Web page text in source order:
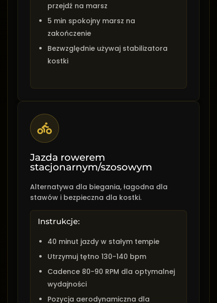
przejdź na marsz
5 min spokojny marsz na
zakończenie
Bezwzględnie używaj stabilizatora
kostki
Jazda rowerem
stacjonarnym/szosowym
Alternatywa dla biegania, łagodna dla
stawów i bezpieczna dla kostki.
Instrukcje:
40 minut jazdy w stałym tempie
Utrzymuj tętno 130-140 bpm
Cadence 80-90 RPM dla optymalnej
wydajności
Pozycja aerodynamiczna dla